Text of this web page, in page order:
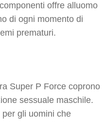
offre alluomo
di ogni momento di
prematuri.
Super P Force coprono
sessuale maschile.
gli uomini che